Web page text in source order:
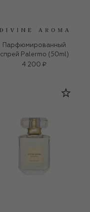
Парфюмированный
спрей Palermo (50ml)
4 200 ₽